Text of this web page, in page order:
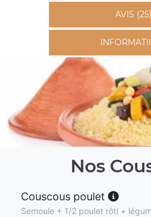
AVIS (25)
Nos
Couscous poulet
Semoule + 1/2 poulet rôti +